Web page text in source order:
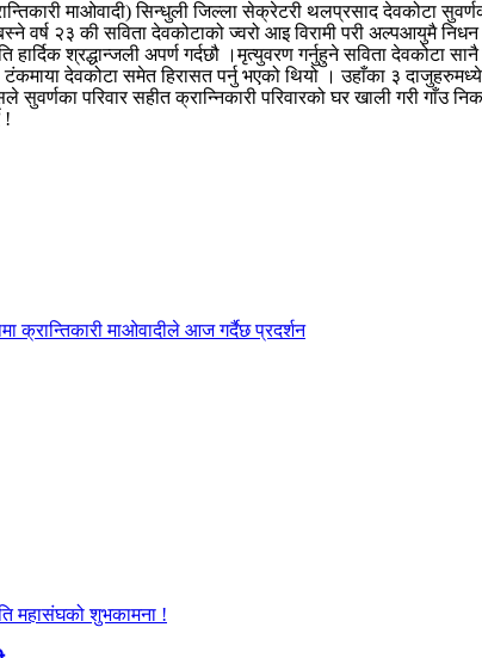
माओवादी) सिन्धुली जिल्ला सेक्रेटरी थलप्रसाद देवकोटा
वर्ष २३ की सविता देवकोटाको ज्वरो आइ विरामी परी अल्पआयुमै
हार्दिक श्रद्धान्जली अपर्ण गर्दछौ ।मृत्युवरण गर्नुहुने सविता देवकोटा
देवकोटा समेत हिरासत पर्नु भएको थियो । उहाँका ३
परिवार सहीत क्रान्निकारी परिवारको घर खाली गरी गाँउ
!
क्रान्तिकारी माओवादीले आज गर्दैछ प्रदर्शन